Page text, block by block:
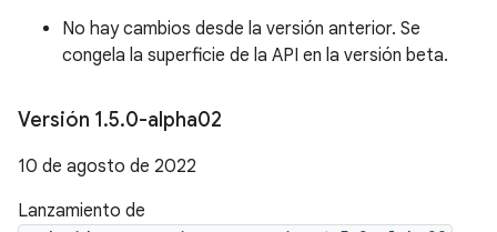
No hay cambios desde la versión anterior. Se
congela la superficie de la API en la versión beta.
Versión 1.5.0-alpha02
10 de agosto de 2022
Lanzamiento de